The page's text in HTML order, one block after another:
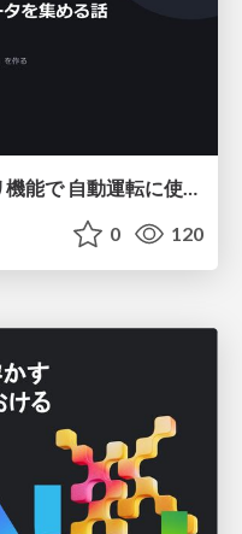
Forza Horizon 6 のテレメトリ機能で 自動運転に使えそうな学習データを集める話
0 120